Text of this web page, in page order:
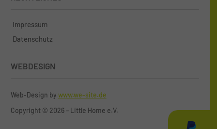
Impressum
Datenschutz
WEBDESIGN
Web-Design by www.we-site.de
Copyright © 2026 – Little Home e.V.